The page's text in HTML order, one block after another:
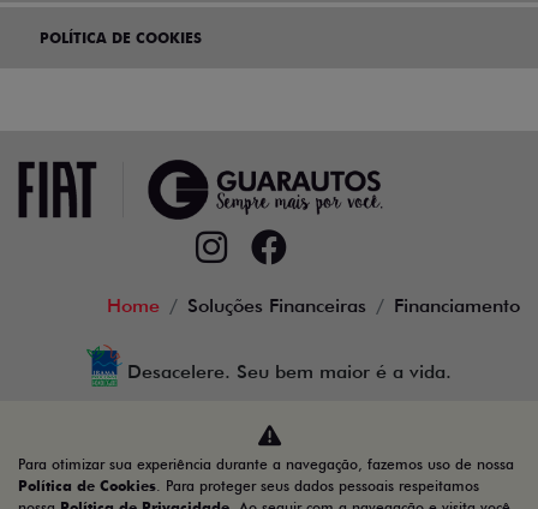
POLÍTICA DE COOKIES
Home Soluções Financeiras Financiamento
Desacelere. Seu bem maior é a vida.
Guarautos Veículos e Peças Ltda
Para otimizar sua experiência durante a navegação, fazemos uso de nossa
Política de Cookies. Para proteger seus dados pessoais respeitamos